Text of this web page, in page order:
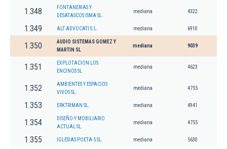
1.348
FONTANERIAS Y
DESATASCOS ISMA SL.
mediana 4322
1.349 ALT ADVOCATI S.L. mediana 6910
1.350
AUDIO SISTEMAS GOMEZ Y
MARTIN SL
mediana 9039
1.351
EXPLOTACION LOS
ENCINOS SL
mediana 4623
1.352
AMBIENTES Y ESPACIOS
VIVOS SL.
mediana 4755
1.353 ERKTRIMAN SL. mediana 4941
1.354
DISEÑO Y MOBILIARIO
ACTUAL SL.
mediana 4755
1.355 IGLESIAS POETA 5 SL. mediana 5630